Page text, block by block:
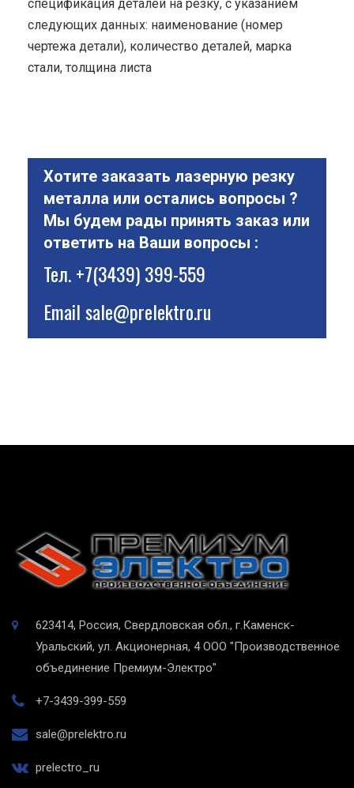
спецификация деталей на резку, с указанием
следующих данных: наименование (номер
чертежа детали), количество деталей, марка
стали, толщина листа
Хотите заказать лазерную резку
металла или остались вопросы ?
Мы будем рады принять заказ или
ответить на Ваши вопросы :
Тел.+7(3439) 399-559
Emailsale@prelektro.ru
623414, Россия, Свердловская обл., г.Каменск-
Уральский, ул. Акционерная, 4 ООО "Производственное
объединение Премиум-Электро"
+7-3439-399-559
sale@prelektro.ru
prelectro_ru